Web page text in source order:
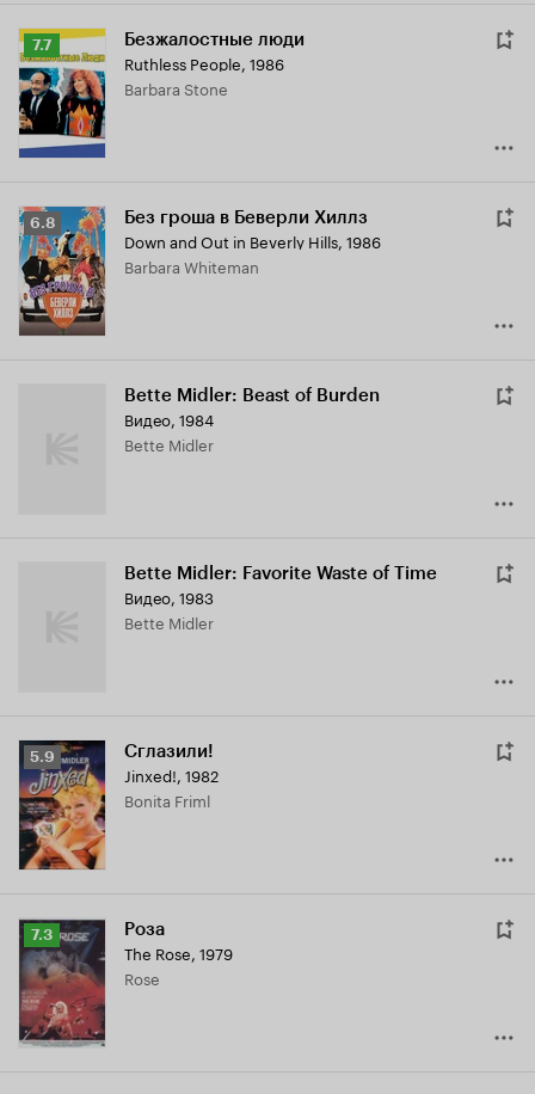
Рейтинг
Кинопоиска
7.7
7.7 Безжалостные люди
Ruthless People, 1986
Barbara Stone
Рейтинг
Кинопоиска
6.8
6.8 Без гроша в Беверли Хиллз
Down and Out in Beverly Hills, 1986
Barbara Whiteman
Bette Midler: Beast of Burden
Видео, 1984
Bette Midler
Bette Midler: Favorite Waste of Time
Видео, 1983
Bette Midler
Рейтинг
Кинопоиска
5.9
5.9 Сглазили!
Jinxed!, 1982
Bonita Friml
Рейтинг
Кинопоиска
7.3
7.3 Роза
The Rose, 1979
Rose